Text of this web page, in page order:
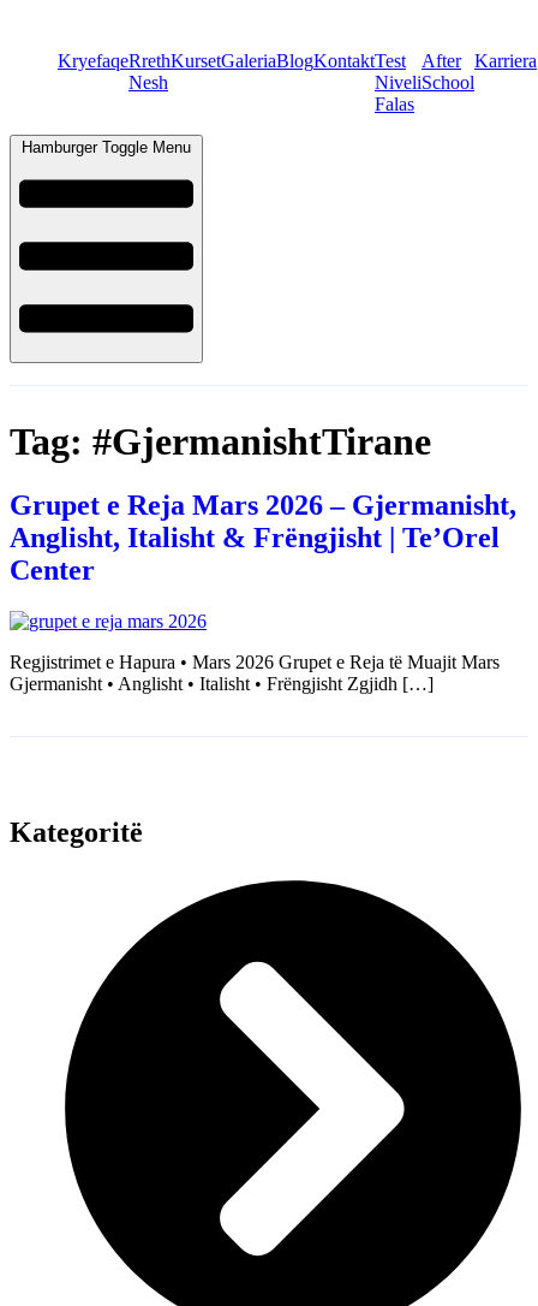
KryefaqeRreth
Nesh
KursetGaleriaBlogKontaktTest
Niveli
Falas
After
School
Karriera
Hamburger Toggle Menu
Tag: #GjermanishtTirane
Grupet e Reja Mars 2026 – Gjermanisht,
Anglisht, Italisht & Frëngjisht | Te’Orel
Center
Regjistrimet e Hapura • Mars 2026 Grupet e Reja të Muajit Mars
Gjermanisht • Anglisht • Italisht • Frëngjisht Zgjidh […]
Kategoritë